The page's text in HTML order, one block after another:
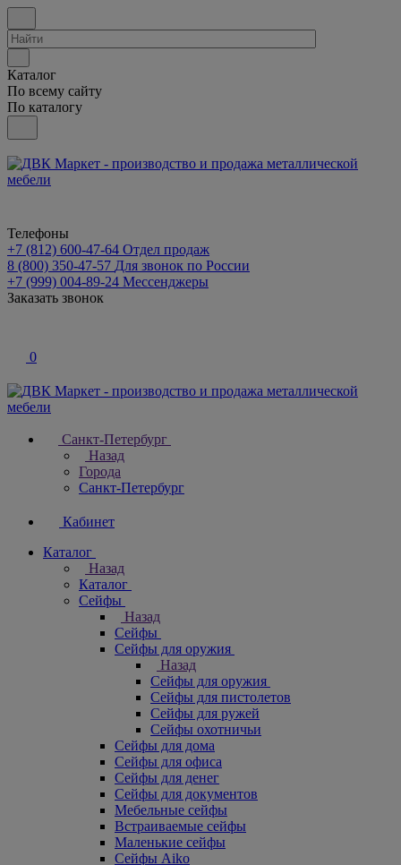
Каталог
По всему сайту
По каталогу
Телефоны
+7 (812) 600-47-64 Отдел продаж
8 (800) 350-47-57 Для звонок по России
+7 (999) 004-89-24 Мессенджеры
Заказать звонок
0
Санкт-Петербург
Назад
Города
Санкт-Петербург
Кабинет
Каталог
Назад
Каталог
Cейфы
Назад
Cейфы
Cейфы для оружия
Назад
Cейфы для оружия
Сейфы для пистолетов
Сейфы для ружей
Сейфы охотничьи
Cейфы для дома
Cейфы для офиса
Сейфы для денег
Сейфы для документов
Мебельные сейфы
Встраиваемые сейфы
Маленькие сейфы
Сейфы Aiko